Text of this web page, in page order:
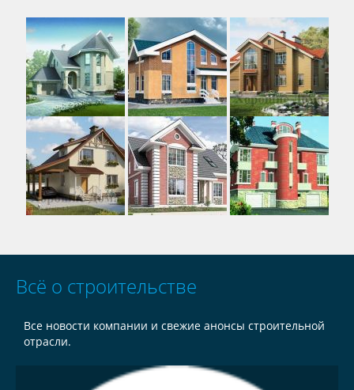
Всё о строительстве
Все новости компании и свежие анонсы строительной
отрасли.